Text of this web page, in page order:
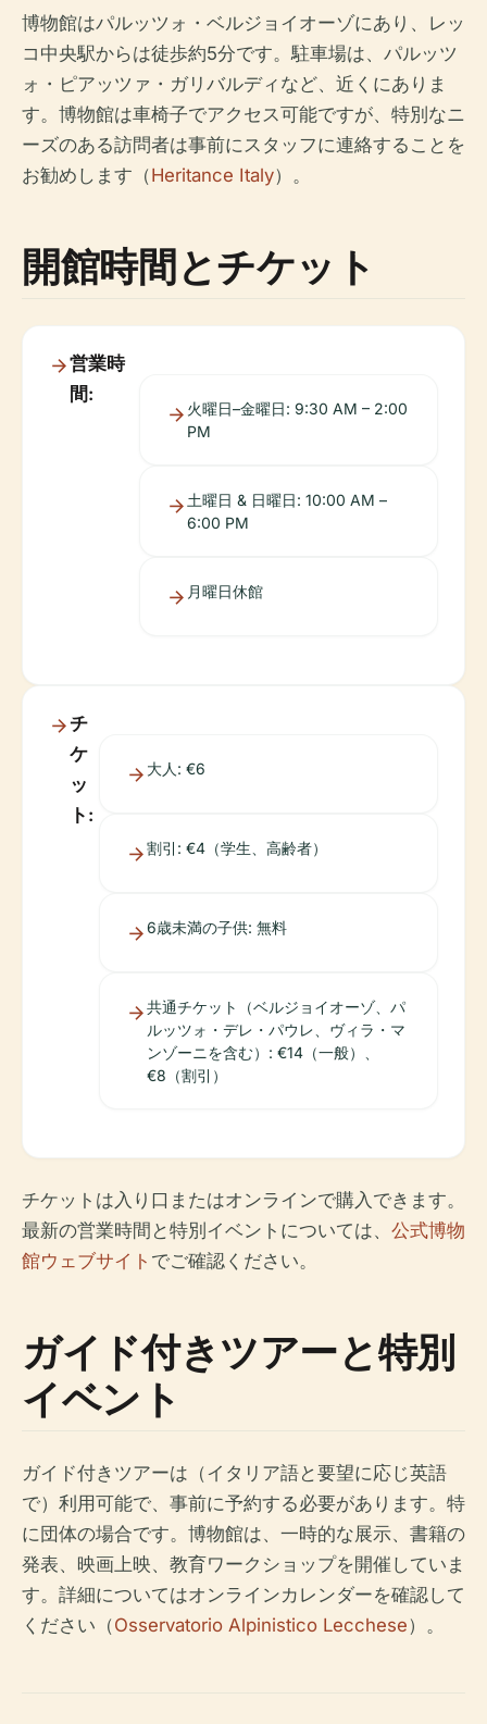
博物館はパルッツォ・ベルジョイオーゾにあり、レッ
コ中央駅からは徒歩約5分です。駐車場は、パルッツ
ォ・ピアッツァ・ガリバルディなど、近くにありま
す。博物館は車椅子でアクセス可能ですが、特別なニ
ーズのある訪問者は事前にスタッフに連絡することを
お勧めします（Heritance Italy）。
開館時間とチケット
営業時
間:
火曜日–金曜日: 9:30 AM – 2:00
PM
土曜日 & 日曜日: 10:00 AM –
6:00 PM
月曜日休館
チ
ケ
ッ
ト:
大人: €6
割引: €4（学生、高齢者）
6歳未満の子供: 無料
共通チケット（ベルジョイオーゾ、パ
ルッツォ・デレ・パウレ、ヴィラ・マ
ンゾーニを含む）: €14（一般）、
€8（割引）
チケットは入り口またはオンラインで購入できます。
最新の営業時間と特別イベントについては、 公式博物
館ウェブサイト でご確認ください。
ガイド付きツアーと特別
イベント
ガイド付きツアーは（イタリア語と要望に応じ英語
で）利用可能で、事前に予約する必要があります。特
に団体の場合です。博物館は、一時的な展示、書籍の
発表、映画上映、教育ワークショップを開催していま
す。詳細についてはオンラインカレンダーを確認して
ください（Osservatorio Alpinistico Lecchese）。